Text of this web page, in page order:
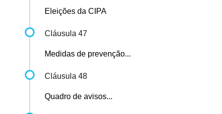
Eleições da CIPA
Cláusula 47
Medidas de prevenção...
Cláusula 48
Quadro de avisos...